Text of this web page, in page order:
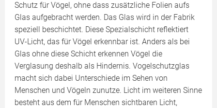
Schutz für Vögel, ohne dass zusätzliche Folien aufs
Glas aufgebracht werden. Das Glas wird in der Fabrik
speziell beschichtet. Diese Spezialschicht reflektiert
UV-Licht, das für Vögel erkennbar ist. Anders als bei
Glas ohne diese Schicht erkennen Vögel die
Verglasung deshalb als Hindernis. Vogelschutzglas
macht sich dabei Unterschiede im Sehen von
Menschen und Vögeln zunutze. Licht im weiteren Sinne
besteht aus dem für Menschen sichtbaren Licht,